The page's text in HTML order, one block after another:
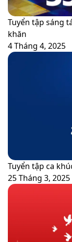
Tuyển tập sáng
khăn
4 Tháng 4, 2025
Tuyển tập ca
25 Tháng 3, 2025